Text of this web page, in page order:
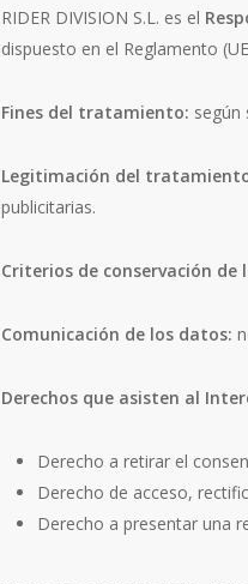
RIDER DIVISION S.L. es el
dispuesto en el Reglamento
Fines del tratamiento: según
Legitimación del
publicitarias.
Criterios de conservación de
Comunicación de los datos:
Derechos que asisten al
Derecho a retirar el
Derecho de acceso,
Derecho a presentar una